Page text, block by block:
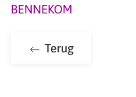
BENNEKOM
Terug